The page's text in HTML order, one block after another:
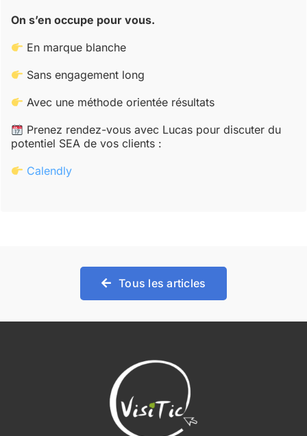
On s’en occupe pour vous.
En marque blanche
Sans engagement long
Avec une méthode orientée résultats
Prenez rendez-vous avec Lucas pour discuter du
potentiel SEA de vos clients :
Calendly
Tous les articles